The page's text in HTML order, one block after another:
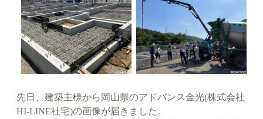
先日、建築主様から岡山県のアドバンス金光(株式会社
HI-LINE社宅)の画像が届きました。